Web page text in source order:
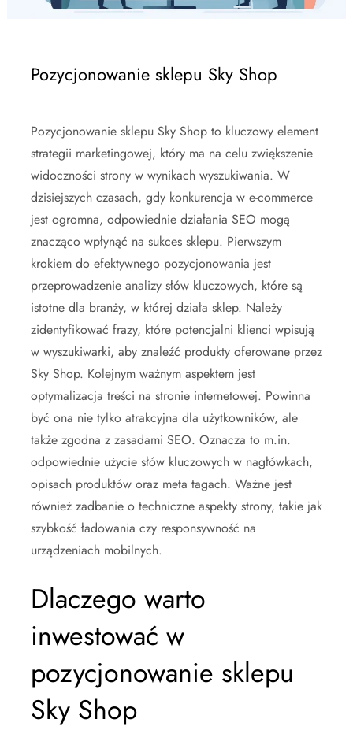
Pozycjonowanie sklepu Sky Shop
Pozycjonowanie sklepu Sky Shop to kluczowy element
strategii marketingowej, który ma na celu zwiększenie
widoczności strony w wynikach wyszukiwania. W
dzisiejszych czasach, gdy konkurencja w e-commerce
jest ogromna, odpowiednie działania SEO mogą
znacząco wpłynąć na sukces sklepu. Pierwszym
krokiem do efektywnego pozycjonowania jest
przeprowadzenie analizy słów kluczowych, które są
istotne dla branży, w której działa sklep. Należy
zidentyfikować frazy, które potencjalni klienci wpisują
w wyszukiwarki, aby znaleźć produkty oferowane przez
Sky Shop. Kolejnym ważnym aspektem jest
optymalizacja treści na stronie internetowej. Powinna
być ona nie tylko atrakcyjna dla użytkowników, ale
także zgodna z zasadami SEO. Oznacza to m.in.
odpowiednie użycie słów kluczowych w nagłówkach,
opisach produktów oraz meta tagach. Ważne jest
również zadbanie o techniczne aspekty strony, takie jak
szybkość ładowania czy responsywność na
urządzeniach mobilnych.
Dlaczego warto
inwestować w
pozycjonowanie sklepu
Sky Shop